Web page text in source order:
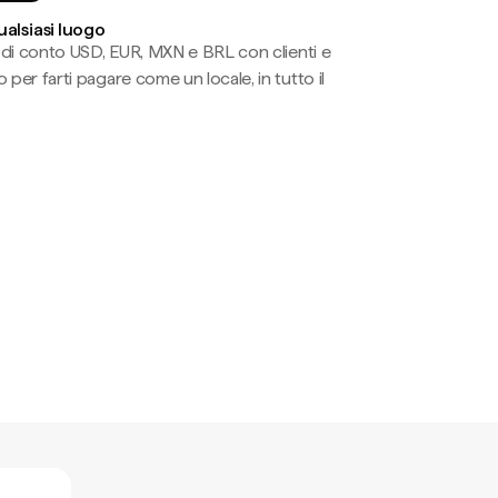
luogo
conto USD, EUR, MXN e BRL con clienti e
farti pagare come un locale, in tutto il